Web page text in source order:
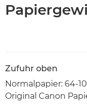
Zufuhr oben
Normalpapier: 64-
Original Canon